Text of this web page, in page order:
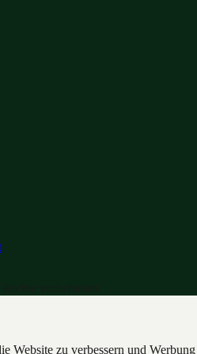
Website zu verbessern und